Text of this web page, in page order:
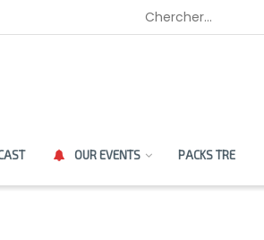
OUR EVENTS PACKS TRE